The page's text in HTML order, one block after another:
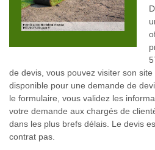
de devis, vous pouvez visiter son
disponible pour une demande de
le formulaire, vous validez les
votre demande aux chargés de
dans les plus brefs délais. Le devis
contrat pas.